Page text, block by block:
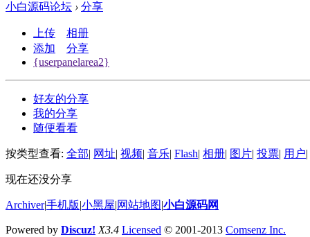
小白源码论坛 › 分享
上传
相册
添加
分享
{userpanelarea2}
好友的分享
我的分享
随便看看
按类型查看: 全部 网址 视频 音乐 Flash 相册 图片 投票 用户
现在还没分享
Archiver|手机版 小黑屋 网站地图 小白源码网
Powered by Discuz! X3.4 Licensed © 2001-2013 Comsenz Inc.